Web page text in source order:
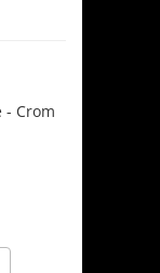
- Crom